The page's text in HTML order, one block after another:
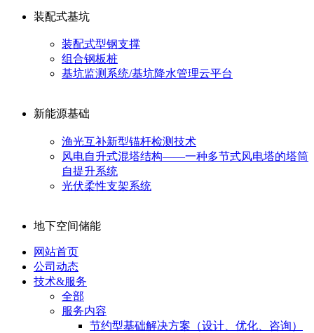
装配式基坑
装配式型钢支撑
组合钢板桩
基坑监测系统/基坑降水管理云平台
新能源基础
渔光互补新型锚杆检测技术
风电自升式混塔结构——一种多节式风电塔的塔筒
自提升系统
光伏柔性支架系统
地下空间储能
网站首页
公司动态
技术&服务
全部
服务内容
节约型基础解决方案（设计、优化、咨询）